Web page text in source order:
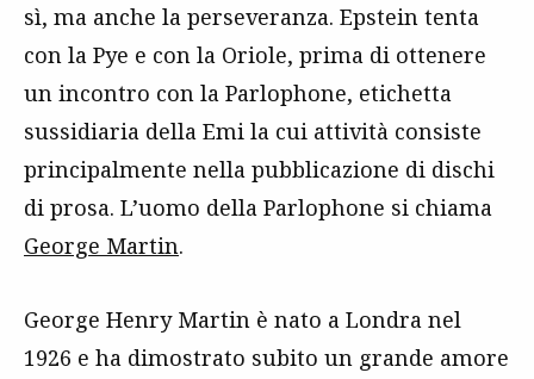
sì, ma anche la perseveranza. Epstein tenta
con la Pye e con la Oriole, prima di ottenere
un incontro con la Parlophone, etichetta
sussidiaria della Emi la cui attività consiste
principalmente nella pubblicazione di dischi
di prosa. L’uomo della Parlophone si chiama
George Martin.
George Henry Martin è nato a Londra nel
1926 e ha dimostrato subito un grande amore